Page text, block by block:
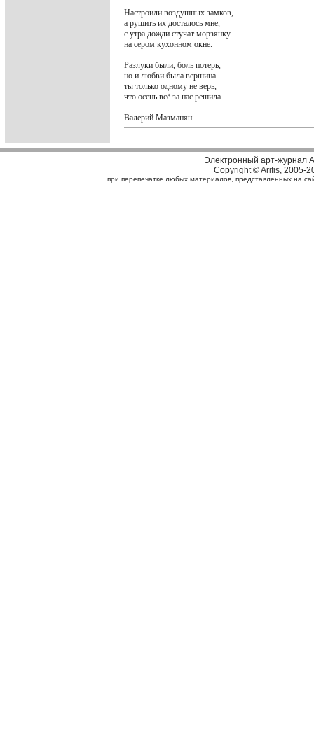
Настроили воздушных замков,
а рушить их досталось мне,
с утра дожди стучат морзянку
на сером кухонном окне.
Разлуки были, боль потерь,
но и любви была вершина...
ты только одному не верь,
что осень всё за нас решила.
Валерий Мазманян
Электронный арт-журнал
Copyright ©Arifis, 2005-
при перепечатке любых материалов, представленных на